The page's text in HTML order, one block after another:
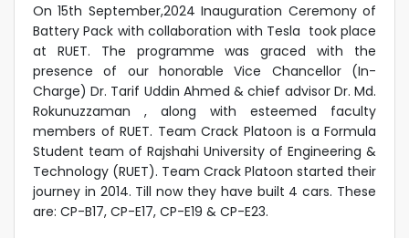
On 15th September,2024 Inauguration Ceremony of
Battery Pack with collaboration with Tesla took place
at RUET. The programme was graced with the
presence of our honorable Vice Chancellor (In-
Charge) Dr. Tarif Uddin Ahmed & chief advisor Dr. Md.
Rokunuzzaman , along with esteemed faculty
members of RUET. Team Crack Platoon is a Formula
Student team of Rajshahi University of Engineering &
Technology (RUET). Team Crack Platoon started their
journey in 2014. Till now they have built 4 cars. These
are: CP-B17, CP-E17, CP-E19 & CP-E23.